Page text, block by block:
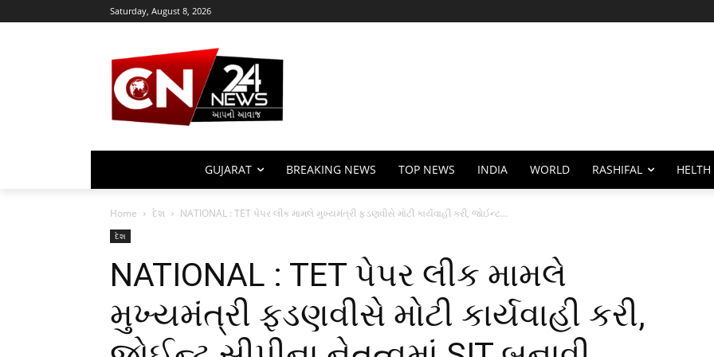
Saturday, August 8, 2026
GUJARAT BREAKING NEWS TOP NEWS INDIA WORLD RASHIFAL HELTH
Home દેશ NATIONAL : TET પેપર લીક મામલે મુખ્યમંત્રી ફડણવીસે મોટી કાર્યવાહી કરી, જોઈન્ટ...
દેશ
NATIONAL : TET પેપર લીક મામલે
મુખ્યમંત્રી ફડણવીસે મોટી કાર્યવાહી કરી,